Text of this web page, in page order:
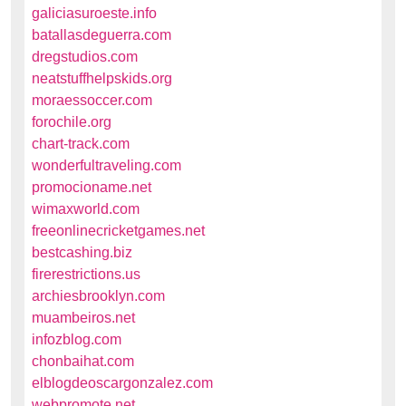
galiciasuroeste.info
batallasdeguerra.com
dregstudios.com
neatstuffhelpskids.org
moraessoccer.com
forochile.org
chart-track.com
wonderfultraveling.com
promocioname.net
wimaxworld.com
freeonlinecricketgames.net
bestcashing.biz
firerestrictions.us
archiesbrooklyn.com
muambeiros.net
infozblog.com
chonbaihat.com
elblogdeoscargonzalez.com